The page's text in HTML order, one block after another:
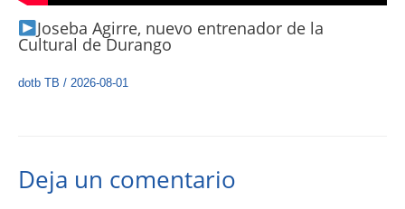
Joseba Agirre, nuevo entrenador de la
Cultural de Durango
dotb TB / 2026-08-01
Deja un comentario